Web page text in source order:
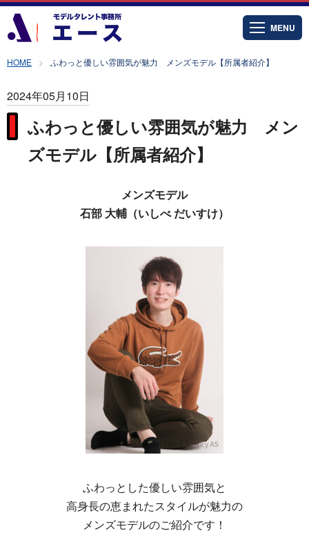
MENU
HOME ふわっと優しい雰囲気が魅力 メンズモデル【所属者紹介】
2024年05月10日
ふわっと優しい雰囲気が魅力 メン
ズモデル【所属者紹介】
メンズモデル
石部 大輔（いしべ だいすけ）
ふわっとした優しい雰囲気と
高身長の恵まれたスタイルが魅力の
メンズモデルのご紹介です！